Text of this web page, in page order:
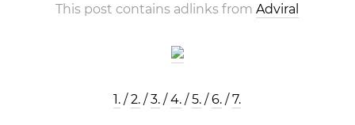
This post contains adlinks fromAdviral
1. /2. /3. /4. /5. /6. /7.